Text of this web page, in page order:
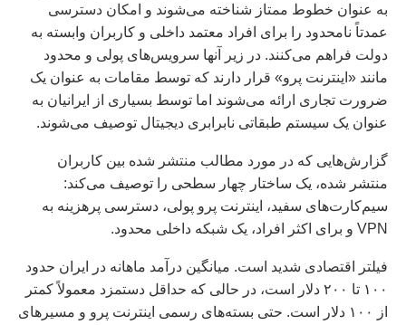
به عنوان خطوط ممتاز شناخته می‌شوند و امکان دسترسی
عمدتاً نامحدود را برای افراد معتمد داخلی و کاربران وابسته به
دولت فراهم می‌کنند. در زیر آنها سرویس‌های پولی و محدود
مانند «اینترنت پرو» قرار دارند که توسط مقامات به عنوان یک
ضرورت تجاری ارائه می‌شوند اما توسط بسیاری از ایرانیان به
عنوان یک سیستم طبقاتی نابرابری دیجیتال توصیف می‌شوند.
گزارش‌هایی که در مورد مطالب منتشر شده بین کاربران
منتشر شده، یک ساختار چهار سطحی را توصیف می‌کند:
سیم‌کارت‌های سفید، اینترنت پرو پولی، دسترسی پرهزینه به
VPN و برای اکثر افراد، یک شبکه داخلی محدود.
فیلتر اقتصادی شدید است. میانگین درآمد ماهانه در ایران حدود
۱۰۰ تا ۲۰۰ دلار است، در حالی که حداقل دستمزد معمولاً کمتر
از ۱۰۰ دلار است. حتی بسته‌های رسمی اینترنت پرو و ​​مسیرهای